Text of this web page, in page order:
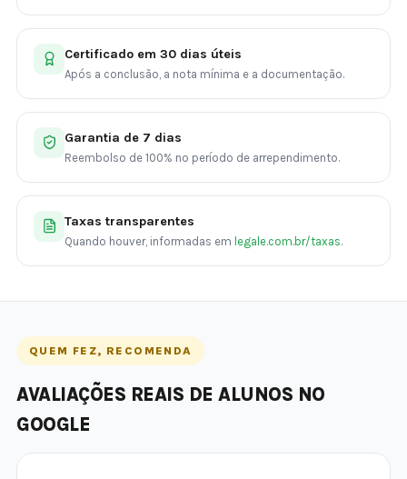
Certificado em 30 dias úteis
Após a conclusão, a nota mínima e a documentação.
Garantia de 7 dias
Reembolso de 100% no período de arrependimento.
Taxas transparentes
Quando houver, informadas em legale.com.br/taxas.
QUEM FEZ, RECOMENDA
AVALIAÇÕES REAIS DE ALUNOS NO
GOOGLE